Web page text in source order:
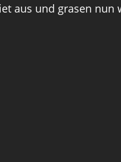
aus und grasen nun